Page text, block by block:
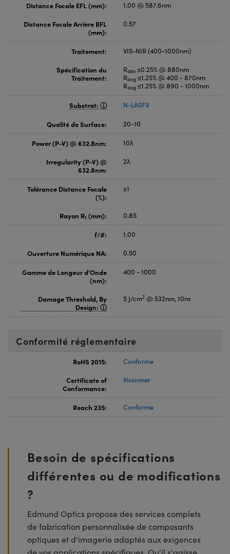
Distance Focale EFL (mm):
1.00 @ 587.6nm
Distance Focale Arrière BFL
(mm):
0.57
Traitement:
VIS-NIR (400-1000nm)
Spécification du
Traitement:
Rabs ≤0.25% @ 880nm
Ravg ≤1.25% @ 400 - 870nm
Ravg ≤1.25% @ 890 - 1000nm
Substrat: N-LASF9
Qualité de Surface: 20-10
Power (P-V) @ 632.8nm:
10λ
Irregularity (P-V) @
632.8nm:
2λ
Tolérance Distance Focale
(%):
±1
Rayon R1 (mm): 0.85
f/#:
1.00
Ouverture Numérique NA:
0.50
Gamme de Longeur d'Onde
(nm):
400 - 1000
Damage Threshold, By
Design:
5 J/cm2 @ 532nm, 10ns
Conformité réglementaire
RoHS 2015:
Conforme
Certificate of
Conformance:
Visionner
Reach 235: Conforme
Besoin de spécifications
différentes ou de modifications
?
Edmund Optics propose des services complets
de fabrication personnalisée de composants
optiques et d'imagerie adaptés aux exigences